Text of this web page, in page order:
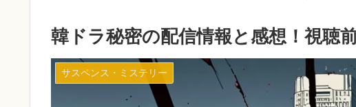
韓ドラ秘密の配信情報と感想！視聴
サスペンス・ミステリー